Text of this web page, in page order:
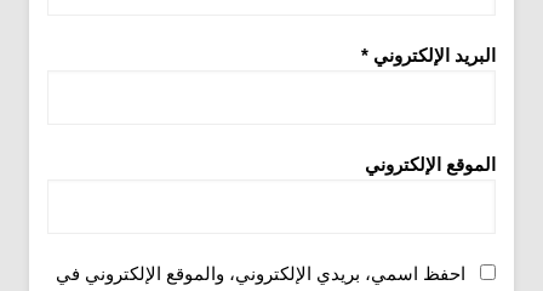
البريد الإلكتروني *
الموقع الإلكتروني
احفظ اسمي، بريدي الإلكتروني، والموقع الإلكتروني في